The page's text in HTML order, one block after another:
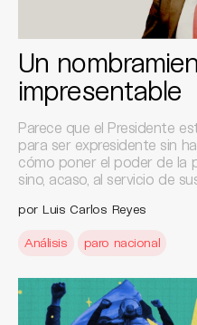
Un
impresentable
Parece que el Presidente
para ser expresidente sin
cómo poner el poder de la
sino, acaso, al servicio de
por Luis Carlos Reyes
Análisis paro nacional